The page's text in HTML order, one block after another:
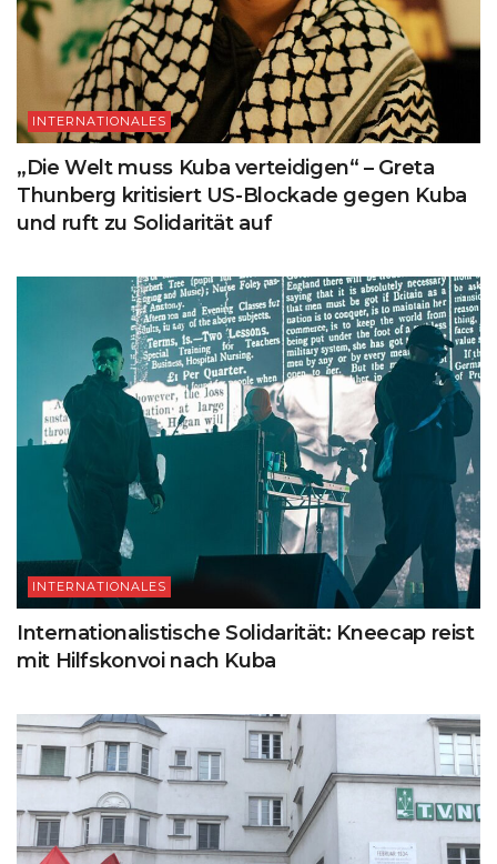
INTERNATIONALES
„Die Welt muss Kuba verteidigen“ – Greta
Thunberg kritisiert US-Blockade gegen Kuba
und ruft zu Solidarität auf
INTERNATIONALES
Internationalistische Solidarität: Kneecap reist
mit Hilfskonvoi nach Kuba